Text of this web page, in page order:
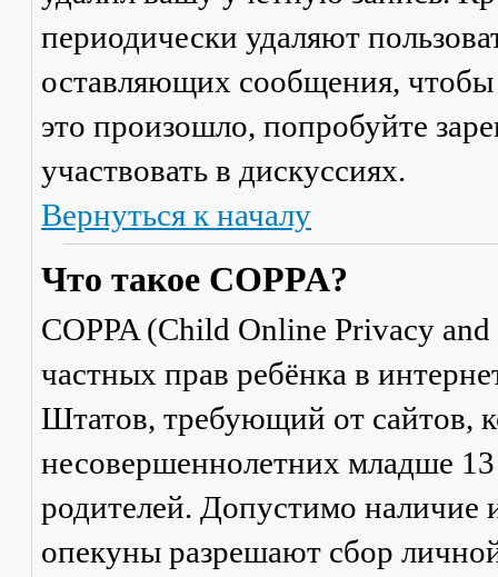
периодически удаляют
оставляющих сообщения,
это произошло, попробуйте
участвовать в дискуссиях.
Вернуться к началу
Что такое COPPA?
COPPA (Child Online Privacy
частных прав ребёнка в
Штатов, требующий от сайтов,
несовершеннолетних младше 13
родителей. Допустимо наличие
опекуны разрешают сбор